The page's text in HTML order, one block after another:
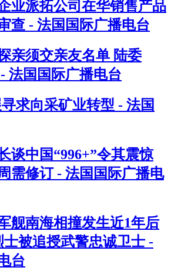
业派拓公司在华销售产品
查 - 法国国际广播电台
亲须交亲友名单 陆委
法国国际广播电台
求向采矿业转型 - 法国
谈中国“996+”令其震惊
需修订 - 法国国际广播电
舰南海相撞发生近1年后
被追授武警忠诚卫士 -
台